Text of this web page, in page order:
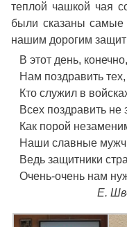
теплой чашкой чая
были сказаны
нашим дорогим
В этот день,
Нам поздравить тех,
Кто служил в
Всех поздравить не
Как порой
Наши славные
Ведь защитники
Очень-очень нам
Е.